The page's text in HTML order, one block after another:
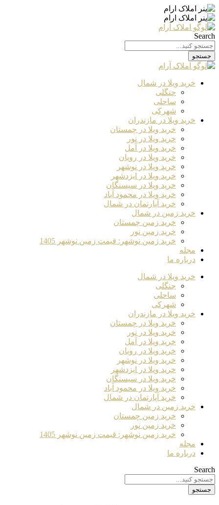
Search
جستجو
خرید ویلا در شمال
جنگلی
ساحلی
شهرکی
خرید ویلا در مازندران
خرید ویلا در چمستان
خرید ویلا در نور
خرید ویلا در آمل
خرید ویلا در رویان
خرید ویلا در نوشهر
خرید ویلا در ایزدشهر
خرید ویلا در سیسنگان
خرید ویلا در محمود آباد
خرید آپارتمان در شمال
خرید زمین در شمال
خرید زمین چمستان
خرید زمین نور
خرید زمین نوشهر: قیمت زمین نوشهر 1405
مجله
درباره ما
خرید ویلا در شمال
جنگلی
ساحلی
شهرکی
خرید ویلا در مازندران
خرید ویلا در چمستان
خرید ویلا در نور
خرید ویلا در آمل
خرید ویلا در رویان
خرید ویلا در نوشهر
خرید ویلا در ایزدشهر
خرید ویلا در سیسنگان
خرید ویلا در محمود آباد
خرید آپارتمان در شمال
خرید زمین در شمال
خرید زمین چمستان
خرید زمین نور
خرید زمین نوشهر: قیمت زمین نوشهر 1405
مجله
درباره ما
Search
جستجو